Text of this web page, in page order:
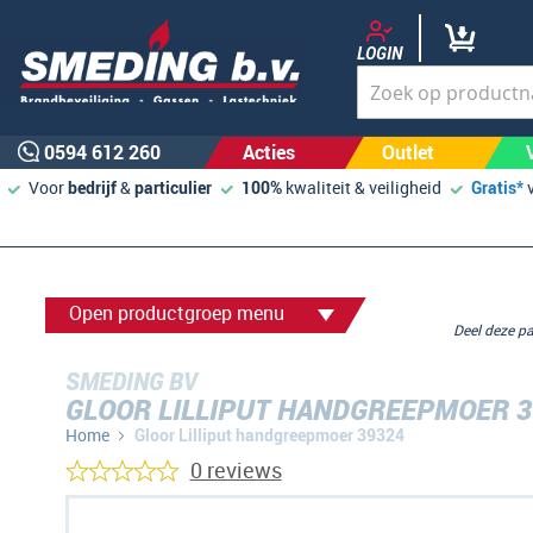
LOGIN
0594 612 260 Acties Outlet
Voorbedrijf&particulier 100% kwaliteit & veiligheid Gratis*
Open productgroep menu
SMEDING BV
GLOOR LILLIPUT HANDGREEPMOER
Home Gloor Lilliput handgreepmoer 39324
Deel deze
0 reviews
Ga